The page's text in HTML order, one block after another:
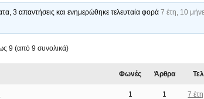
3 απαντήσεις και ενημερώθηκε τελευταία φορά7 έτη, 10
9 (από 9 συνολικά)
Φωνές Άρθρα
1 1 7